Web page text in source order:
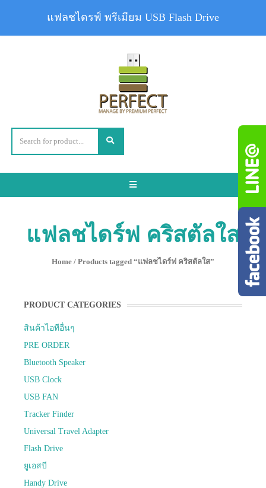
Toggle
แฟลชไดร์ฟ คริสตัลใส
Home / Products tagged “แฟลชไดร์ฟ คริสตัลใส”
PRODUCT CATEGORIES
สินค้าไอทีอื่นๆ
PRE ORDER
Bluetooth Speaker
USB Clock
USB FAN
Tracker Finder
Universal Travel Adapter
Flash Drive
ยูเอสบี
Handy Drive
แฟลชไดรฟ์ พรีเมียม USB Flash Drive